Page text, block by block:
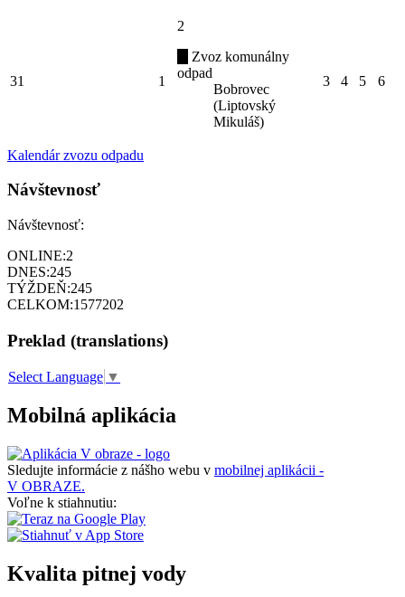
31 1
2
Zvoz komunálny
odpad
Bobrovec
(Liptovský
Mikuláš)
3 4 5 6
Kalendár zvozu odpadu
Návštevnosť
Návštevnosť:
ONLINE:2
DNES:245
TÝŽDEŇ:245
CELKOM:1577202
Preklad (translations)
Select Language ▼
Mobilná aplikácia
Sledujte informácie z nášho webu v mobilnej aplikácii -
V OBRAZE.
Voľne k stiahnutiu:
Kvalita pitnej vody